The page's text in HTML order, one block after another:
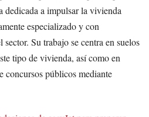
dedicada a impulsar la vivienda
especializado y con
Su trabajo se centra en suelos
tipo de vivienda, así como en
concursos públicos mediante